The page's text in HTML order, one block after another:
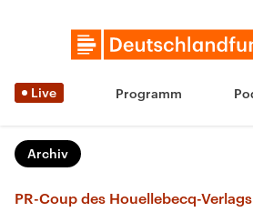
Live Programm
Archiv
PR-Coup des Houellebecq-Verlags